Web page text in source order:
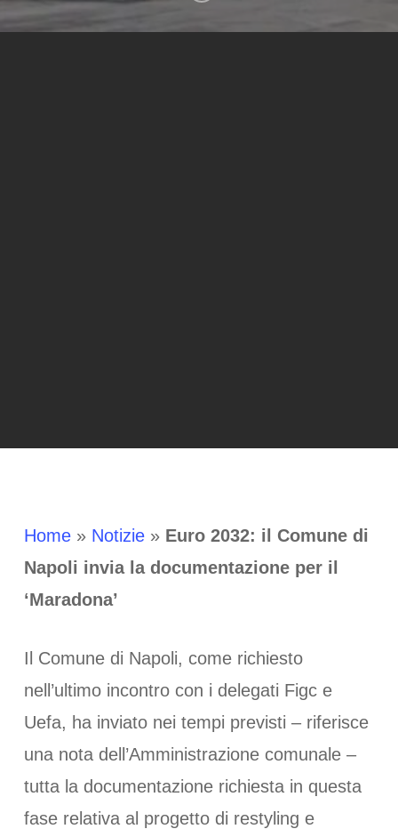
Home» Notizie» Euro 2032: il Comune di
Napoli invia la documentazione per il
‘Maradona’
Il Comune di Napoli, come richiesto
nell’ultimo incontro con i delegati Figc e
Uefa, ha inviato nei tempi previsti – riferisce
una nota dell’Amministrazione comunale –
tutta la documentazione richiesta in questa
fase relativa al progetto di restyling e